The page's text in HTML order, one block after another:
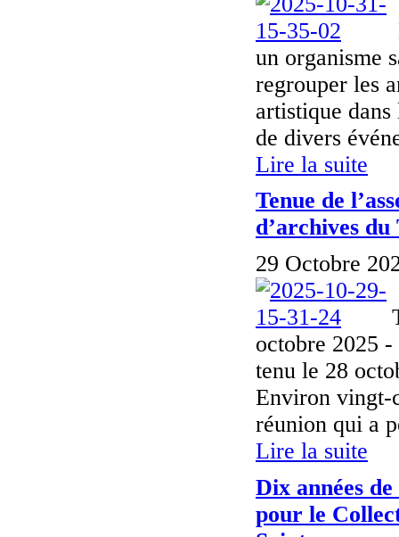
un organisme
regrouper les
artistique
de divers
Lire la suite
Tenue de
d’archives
29 Octobre
octobre 2025
tenu le 28
Environ vingt-
réunion qui a
Lire la suite
Dix années
pour le